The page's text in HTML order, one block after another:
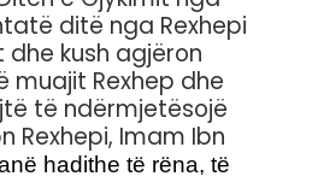
ditë nga Rexhepi
kush agjëron
Rexhep dhe
të ndërmjetësojë
Rexhepi, Imam Ibn
hadithe të rëna, të